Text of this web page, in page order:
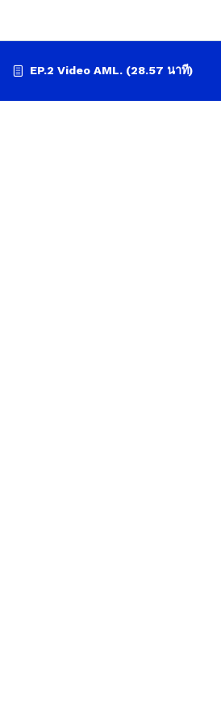
EP.2 Video AML. (28.57 นาที)